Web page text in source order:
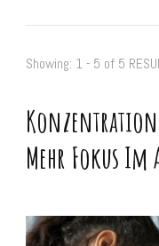
Showing: 1 - 5 of 5
Mehr Fokus